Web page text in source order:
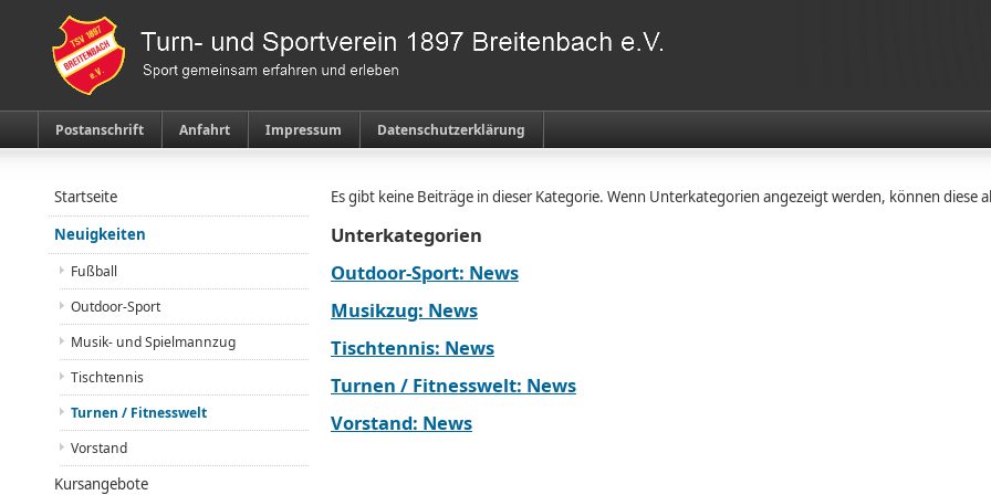
Postanschrift Anfahrt Impressum Datenschutzerklärung
Es gibt keine Beiträge in dieser Kategorie. Wenn Unterkategorien angezeigt werden, können diese
Unterkategorien
Outdoor-Sport: News
Musikzug: News
Tischtennis: News
Turnen / Fitnesswelt: News
Vorstand: News
Startseite
Neuigkeiten
Fußball
Outdoor-Sport
Musik- und Spielmannzug
Tischtennis
Turnen / Fitnesswelt
Vorstand
Kursangebote